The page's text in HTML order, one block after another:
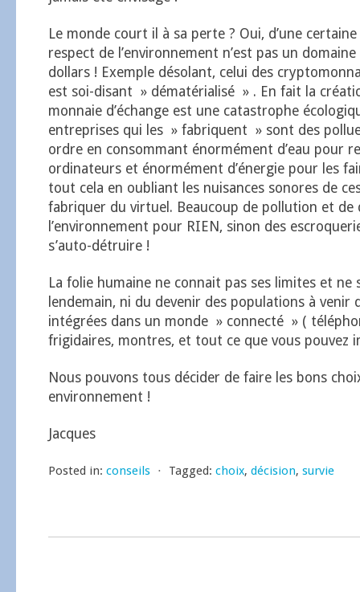
Le monde court il à sa perte ? Oui, d’une
respect de l’environnement n’est pas un
dollars ! Exemple désolant, celui des
est soi-disant » dématérialisé » . En fait la
monnaie d’échange est une catastrophe
entreprises qui les » fabriquent » sont des
ordre en consommant énormément d’eau pour
ordinateurs et énormément d’énergie pour les
tout cela en oubliant les nuisances sonores de
fabriquer du virtuel. Beaucoup de pollution et de
l’environnement pour RIEN, sinon des
s’auto-détruire !
La folie humaine ne connait pas ses limites et ne
lendemain, ni du devenir des populations à venir
intégrées dans un monde » connecté » (
frigidaires, montres, et tout ce que vous pouvez
Nous pouvons tous décider de faire les bons
environnement !
Jacques
Posted in: conseils ⋅ Tagged: choix, décision, survie